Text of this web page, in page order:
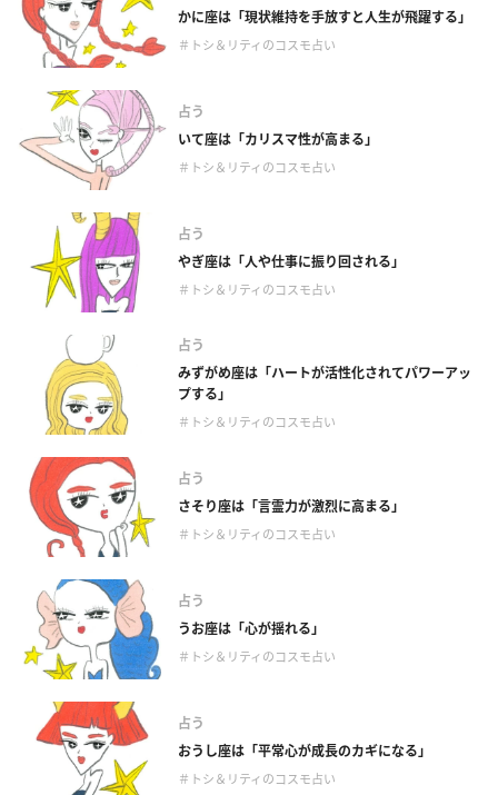
かに座は「現状維持を手放すと人生が飛躍する」
＃トシ＆リティのコスモ占い
占う
いて座は「カリスマ性が高まる」
＃トシ＆リティのコスモ占い
占う
やぎ座は「人や仕事に振り回される」
＃トシ＆リティのコスモ占い
占う
みずがめ座は「ハートが活性化されてパワーアッ
プする」
＃トシ＆リティのコスモ占い
占う
さそり座は「言霊力が激烈に高まる」
＃トシ＆リティのコスモ占い
占う
うお座は「心が揺れる」
＃トシ＆リティのコスモ占い
占う
おうし座は「平常心が成長のカギになる」
＃トシ＆リティのコスモ占い